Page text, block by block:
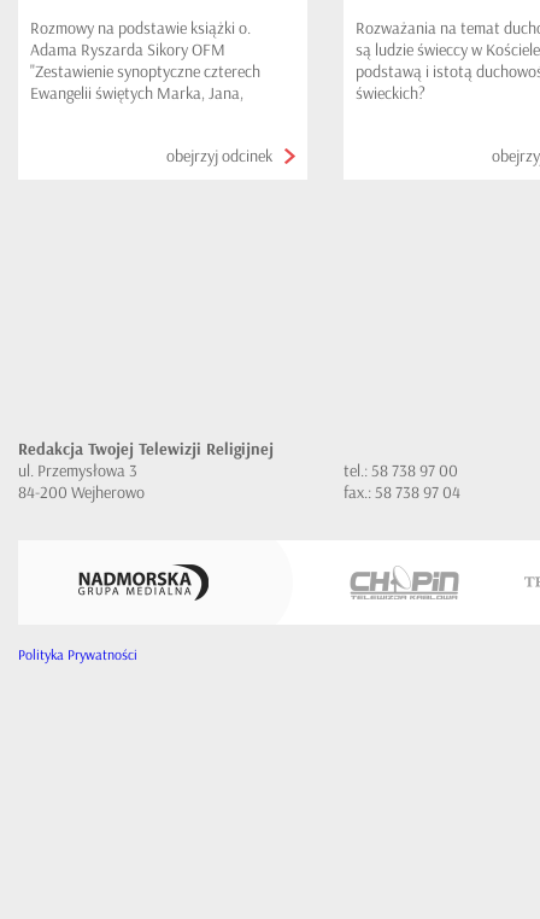
Rozmowy na podstawie książki o.
Adama Ryszarda Sikory OFM
"Zestawienie synoptyczne czterech
Ewangelii świętych Marka, Jana,
Przypowieść o słudze wiernym i
obejrzyj odcinek
Rozważania na temat
są ludzie świeccy w
podstawą i istotą
świeckich?
Redakcja Twojej Telewizji Religijnej
ul. Przemysłowa 3
84-200 Wejherowo
tel.: 58 738 97 00
fax.: 58 738 97 04
Polityka Prywatności